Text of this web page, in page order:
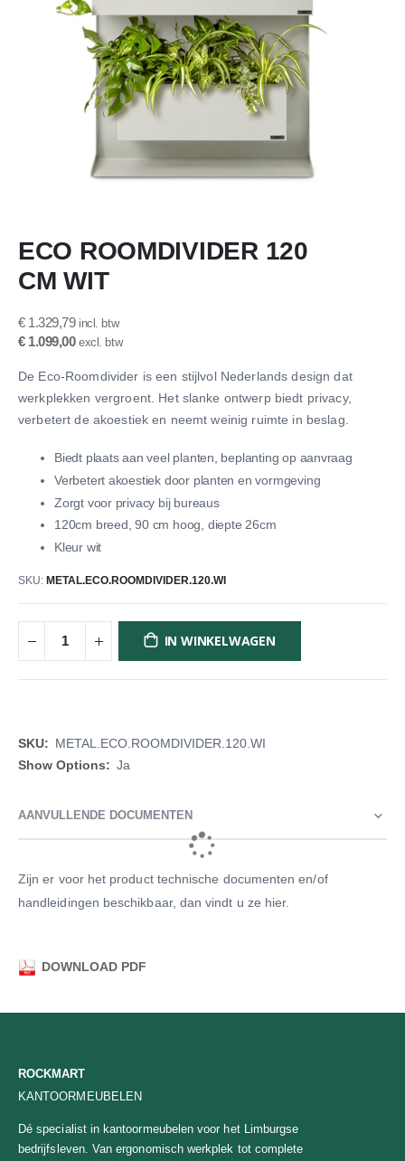
naar
het
begin
de
afbeeldingen-
ECO ROOMDIVIDER 120
CM WIT
€ 1.329,79
€ 1.099,00
De Eco-Roomdivider is een stijlvol Nederlands design dat
werkplekken vergroent. Het slanke ontwerp biedt privacy,
verbetert de akoestiek en neemt weinig ruimte in beslag.
Biedt plaats aan veel planten, beplanting op aanvraag
Verbetert akoestiek door planten en vormgeving
Zorgt voor privacy bij bureaus
120cm breed, 90 cm hoog, diepte 26cm
Kleur wit
SKU METAL.ECO.ROOMDIVIDER.120.WI
IN WINKELWAGEN
Meer
informatie
METAL.ECO.ROOMDIVIDER.120.WI
Ja
AANVULLENDE DOCUMENTEN
Zijn er voor het product technische documenten en/of
handleidingen beschikbaar, dan vindt u ze hier.
DOWNLOAD PDF
ROCKMART
KANTOORMEUBELEN
Dé specialist in kantoormeubelen voor het Limburgse
bedrijfsleven. Van ergonomisch werkplek tot complete